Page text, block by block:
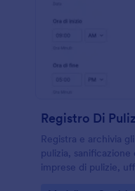
Registra e archivia
pulizia,
imprese di pulizie,